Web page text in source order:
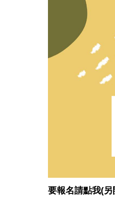
要報名請點我(另